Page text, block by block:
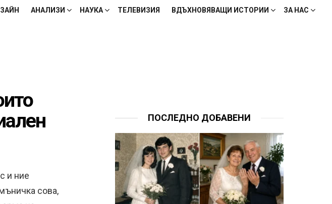
АНАЛИЗИ НАУКА ТЕЛЕВИЗИЯ ВДЪХНОВЯВАЩИ ИСТОРИИ ЗА НАС
и ние
сова,
ПОСЛЕДНО ДОБАВЕНИ